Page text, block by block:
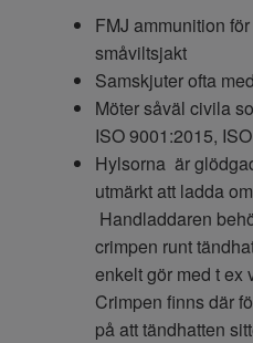
FMJ ammunition
småviltsjakt
Samskjuter ofta
Möter såväl civila
ISO 9001:2015,
Hylsorna är
utmärkt att ladda
Handladdaren
crimpen runt
enkelt gör med t ex
Crimpen finns där
på att tändhatten